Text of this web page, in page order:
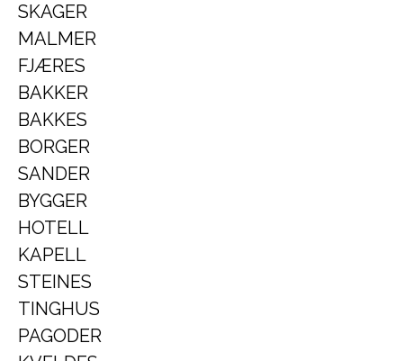
SKAGER
MALMER
FJÆRES
BAKKER
BAKKES
BORGER
SANDER
BYGGER
HOTELL
KAPELL
STEINES
TINGHUS
PAGODER